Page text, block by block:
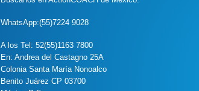
WhatsApp:(55)7224 9028
A los Tel: 52(55)1163 7800
En: Andrea del Castagno 25A
Colonia Santa María Nonoalco
Benito Juárez CP 03700